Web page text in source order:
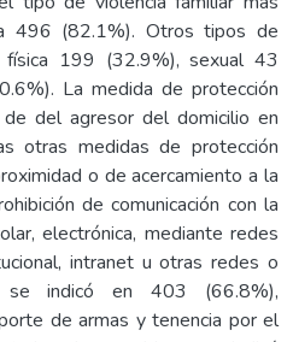
496 (82.1%). Otros tipos de
física 199 (32.9%), sexual 43
La medida de protección
del agresor del domicilio en
otras medidas de protección
o de acercamiento a la
de comunicación con la
electrónica, mediante redes
intranet u otras redes o
se indicó en 403 (66.8%),
de armas y tenencia por el